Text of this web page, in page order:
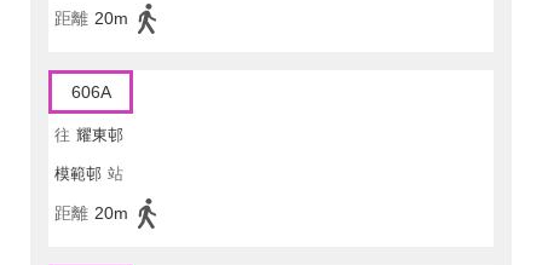
距離 20m
606A
往 耀東邨
模範邨 站
距離 20m